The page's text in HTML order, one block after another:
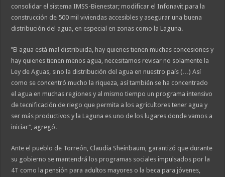
consolidar el sistema IMSS-Bienestar; modificar el Infonavit para la
construcción de 500 mil viviendas accesibles y asegurar una buena
distribución del agua, en especial en zonas como la Laguna.
’’El agua está mal distribuida, hay quienes tienen muchas concesiones y
hay quienes tienen menos agua, necesitamos revisar no solamente la
Ley de Aguas, sino la distribución del agua en nuestro país (…) Así
como se concentró mucho la riqueza, así también se ha concentrado
el agua en muchas regiones y al mismo tiempo un programa intensivo
de tecnificación de riego que permita a los agricultores tener agua y
ser más productivos y la Laguna es uno de los lugares donde vamos a
iniciar’’, agregó.
Ante el pueblo de Torreón, Claudia Sheinbaum, garantizó que durante
su gobierno se mantendrá los programas sociales impulsados por la
4T como la pensión para adultos mayores o la beca para jóvenes,